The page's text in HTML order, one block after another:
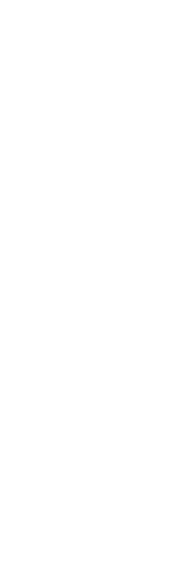
på at tilgå og
din egen personlige
løbetid, eller, i
til din interne
eller
modificere
på softwaren;
lease,
bruge softwaren til
dekompilering eller
eller gøre forsøg på at
og kun i det omfang
tillader det;
tilgængelig for
der ikke er tilladt i
arkiv- eller
af softwaren til brug
dine